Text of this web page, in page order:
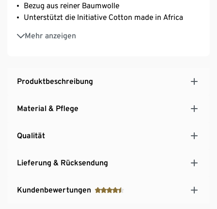
Bezug aus reiner Baumwolle
Unterstützt die Initiative Cotton made in Africa
Mehr anzeigen
Dieser Bügelbrettbezug unterstützt die
Farmer*innen.
Produktbeschreibung
Material & Pflege
Qualität
Lieferung & Rücksendung
Kundenbewertungen